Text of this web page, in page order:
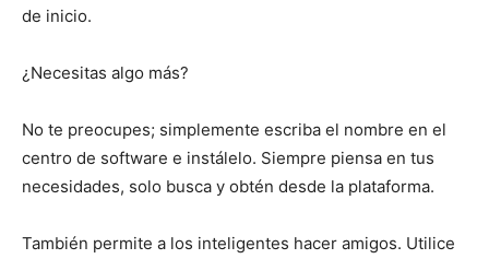
de inicio.
¿Necesitas algo más?
No te preocupes; simplemente escriba el nombre en el
centro de software e instálelo. Siempre piensa en tus
necesidades, solo busca y obtén desde la plataforma.
También permite a los inteligentes hacer amigos. Utilice